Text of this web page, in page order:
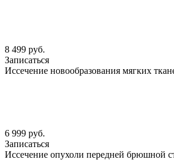
8 499 руб.
Записаться
Иссечение новообразования мягких
6 999 руб.
Записаться
Иссечение опухоли передней брюшной